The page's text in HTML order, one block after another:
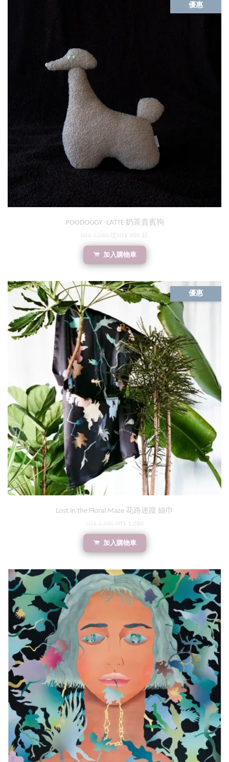
優惠
POODOGGY -LATTE 奶茶貴賓狗
從 NT$ 980 起
加入購物車
優惠
Lost in the Floral Maze 花路迷蹤 絲巾
NT$ 1,280
加入購物車